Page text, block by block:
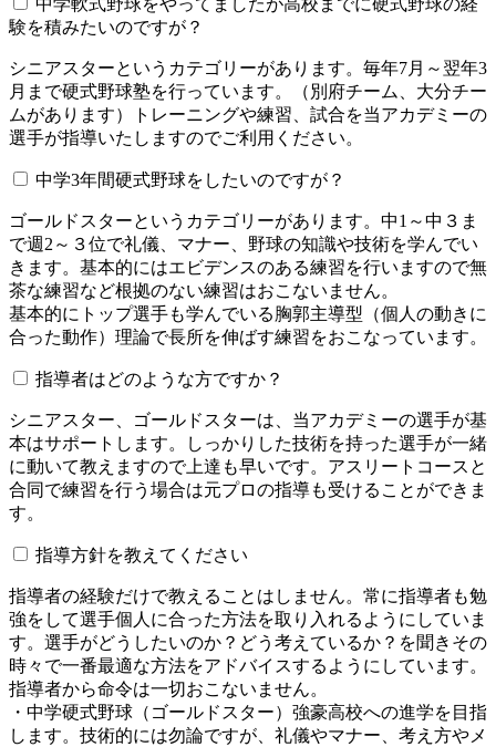
中学軟式野球をやってましたが高校までに硬式野球の経
験を積みたいのですが？
シニアスターというカテゴリーがあります。毎年7月～翌年3
月まで硬式野球塾を行っています。（別府チーム、大分チー
ムがあります）トレーニングや練習、試合を当アカデミーの
選手が指導いたしますのでご利用ください。
中学3年間硬式野球をしたいのですが？
ゴールドスターというカテゴリーがあります。中1～中３ま
で週2～３位で礼儀、マナー、野球の知識や技術を学んでい
きます。基本的にはエビデンスのある練習を行いますので無
茶な練習など根拠のない練習はおこないません。
基本的にトップ選手も学んでいる胸郭主導型（個人の動きに
合った動作）理論で長所を伸ばす練習をおこなっています。
指導者はどのような方ですか？
シニアスター、ゴールドスターは、当アカデミーの選手が基
本はサポートします。しっかりした技術を持った選手が一緒
に動いて教えますので上達も早いです。アスリートコースと
合同で練習を行う場合は元プロの指導も受けることができま
す。
指導方針を教えてください
指導者の経験だけで教えることはしません。常に指導者も勉
強をして選手個人に合った方法を取り入れるようにしていま
す。選手がどうしたいのか？どう考えているか？を聞きその
時々で一番最適な方法をアドバイスするようにしています。
指導者から命令は一切おこないません。
・中学硬式野球（ゴールドスター）強豪高校への進学を目指
します。技術的には勿論ですが、礼儀やマナー、考え方やメ